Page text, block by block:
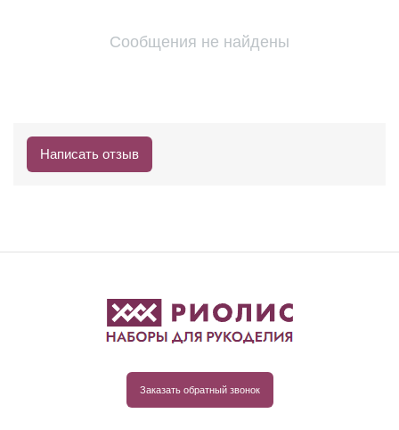
Сообщения не найдены
Написать отзыв
Заказать обратный звонок